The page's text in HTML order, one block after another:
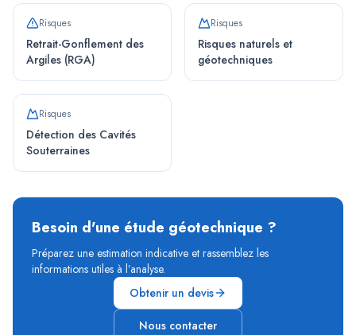
Risques
Retrait-Gonflement des
Argiles (RGA)
Risques
Risques naturels et
géotechniques
Risques
Détection des Cavités
Souterraines
Besoin d'une étude géotechnique ?
Préparez une estimation indicative et rassemblez les
informations utiles à l’analyse.
Obtenir un devis
Nous contacter